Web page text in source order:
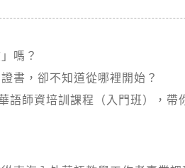
嗎？
書，卻不知道從哪裡開始？
語師資培訓課程（入門班），